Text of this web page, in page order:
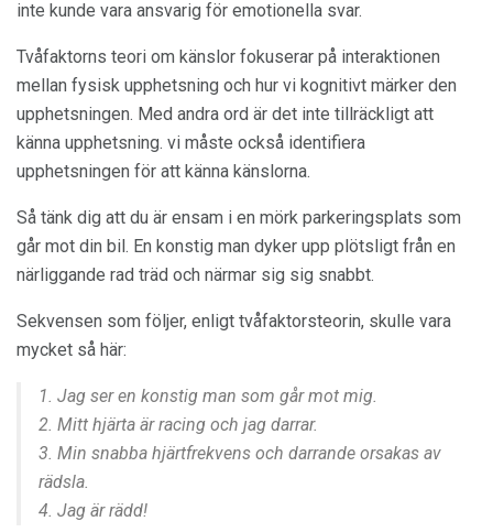
inte kunde vara ansvarig för emotionella svar.
Tvåfaktorns teori om känslor fokuserar på interaktionen
mellan fysisk upphetsning och hur vi kognitivt märker den
upphetsningen. Med andra ord är det inte tillräckligt att
känna upphetsning. vi måste också identifiera
upphetsningen för att känna känslorna.
Så tänk dig att du är ensam i en mörk parkeringsplats som
går mot din bil. En konstig man dyker upp plötsligt från en
närliggande rad träd och närmar sig sig snabbt.
Sekvensen som följer, enligt tvåfaktorsteorin, skulle vara
mycket så här:
1. Jag ser en konstig man som går mot mig.
2. Mitt hjärta är racing och jag darrar.
3. Min snabba hjärtfrekvens och darrande orsakas av
rädsla.
4. Jag är rädd!